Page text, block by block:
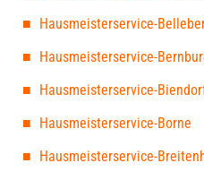
Hausmeisterservice-
Hausmeisterservice-
Hausmeisterservice-
Hausmeisterservice-Borne
Hausmeisterservice-